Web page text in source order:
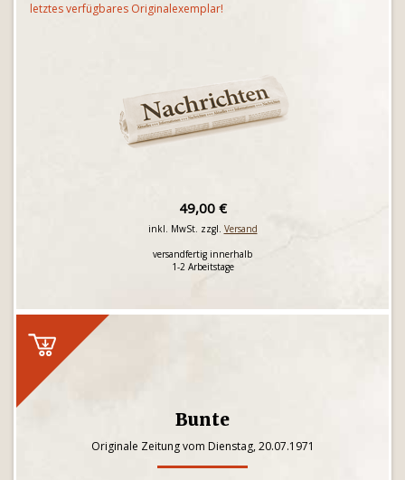
letztes verfügbares Originalexemplar!
49,00 €
inkl. MwSt. zzgl. Versand
versandfertig innerhalb
1-2 Arbeitstage
Bunte
Originale Zeitung vom Dienstag, 20.07.1971